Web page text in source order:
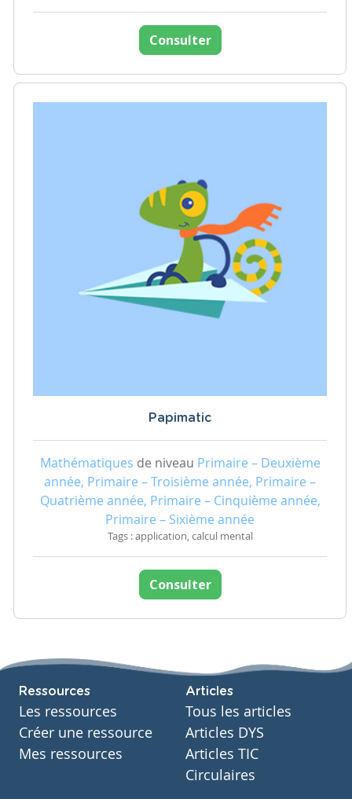
Consulter
Papimatic
Mathématiques de niveau Primaire – Deuxième
année, Primaire – Troisième année, Primaire –
Quatrième année, Primaire – Cinquième année,
Primaire – Sixième année
Tags : application, calcul mental
Consulter
Ressources
Les ressources
Créer une ressource
Mes ressources
Articles
Tous les articles
Articles DYS
Articles TIC
Circulaires